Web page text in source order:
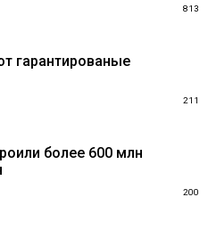
813
гарантированые
211
более 600 млн
200